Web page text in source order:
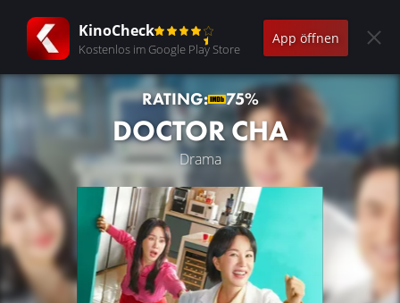
KinoCheck
Kostenlos im Google Play Store
App öffnen
RATING: 75%
DOCTOR CHA
Drama